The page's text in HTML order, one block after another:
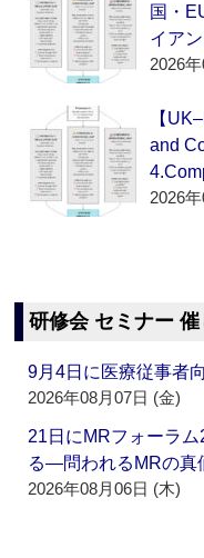
国・
イア
2026
【
and
2026
研修会 セミナー 催
9月4日に医療従事者
2026年08月07日 (金)
21日にMRフォーラ
る―問われるMRの
2026年08月06日 (木)